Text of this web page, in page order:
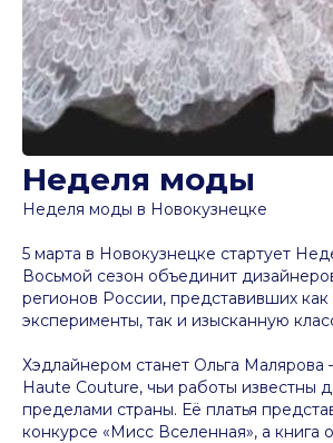
Неделя моды
Неделя моды в Новокузнецке
5 марта в Новокузнецке стартует
Восьмой сезон объединит
регионов России, представивших как
эксперименты, так и изысканную
Хэдлайнером станет Ольга
Haute Couture, чьи работы известны
пределами страны. Её платья
конкурсе «Мисс Вселенная», а книга